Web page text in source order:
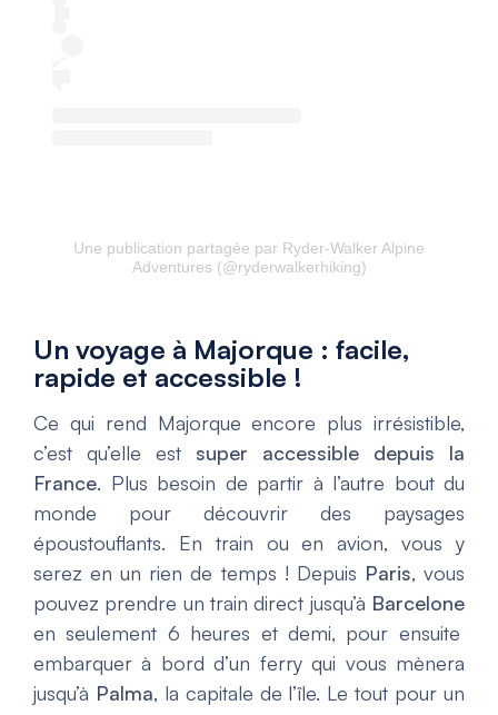
Une publication partagée par Ryder-Walker Alpine
Adventures (@ryderwalkerhiking)
Un voyage à Majorque : facile,
rapide et accessible !
Ce qui rend Majorque encore plus irrésistible,
c’est qu’elle est super accessible depuis la
France. Plus besoin de partir à l’autre bout du
monde pour découvrir des paysages
époustouflants. En train ou en avion, vous y
serez en un rien de temps ! Depuis Paris, vous
pouvez prendre un train direct jusqu’à Barcelone
en seulement 6 heures et demi, pour ensuite
embarquer à bord d’un ferry qui vous mènera
jusqu’à Palma, la capitale de l’île. Le tout pour un